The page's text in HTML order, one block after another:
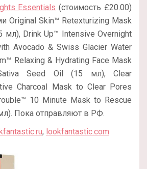
Essentials (стоимость £20.00)
Original Skin™ Retexturizing Mask
мл), Drink Up™ Intensive Overnight
Avocado & Swiss Glacier Water
Relaxing & Hydrating Face Mask
Seed Oil (15 мл), Clear
Charcoal Mask to Clear Pores
10 Minute Mask to Rescue
Пока отправляют в РФ.
, lookfantastic.com